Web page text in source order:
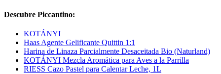
Descubre Piccantino:
KOTÁNYI
Haas Agente Gelificante Quittin 1:1
Harina de Linaza Parcialmente Desaceitada Bio (Naturland)
KOTÁNYI Mezcla Aromática para Aves a la Parrilla
RIESS Cazo Pastel para Calentar Leche, 1L